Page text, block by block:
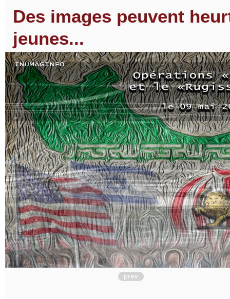
Des images peuvent
jeunes...
prev